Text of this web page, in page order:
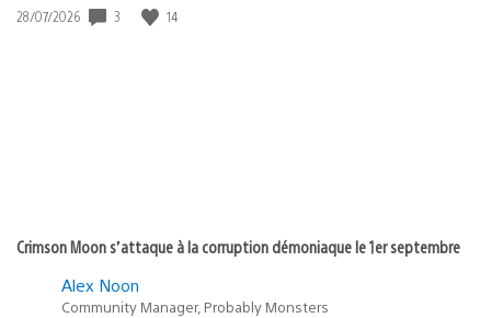
Date
28/07/2026 3 14
Crimson Moon s’attaque à la corruption démoniaque le 1er septembre
Alex Noon
Community Manager, Probably Monsters